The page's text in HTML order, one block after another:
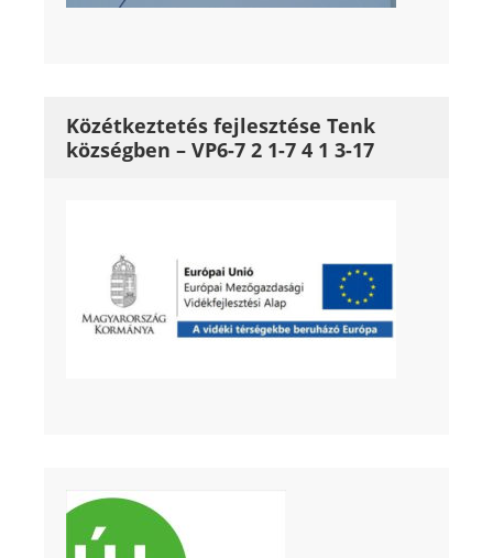
Közétkeztetés fejlesztése Tenk
községben – VP6-7 2 1-7 4 1 3-17